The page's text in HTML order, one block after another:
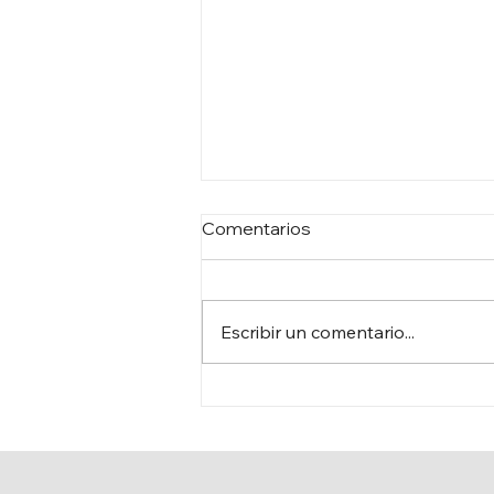
HISTÓRICO
Comentarios
Escribir un comentario...